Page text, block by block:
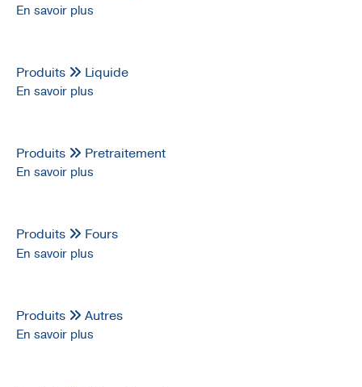
En savoir plus
Produits Liquide
En savoir plus
Produits Pretraitement
En savoir plus
Produits Fours
En savoir plus
Produits Autres
En savoir plus